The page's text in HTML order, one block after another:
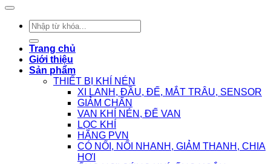
Tìm
kiếm:
Trang chủ
Giới thiệu
Sản phẩm
THIẾT BỊ KHÍ NÉN
XI LANH, ĐẦU, ĐẾ, MẮT TRÂU, SENSOR
GIẢM CHẤN
VAN KHÍ NÉN, ĐẾ VAN
LỌC KHÍ
HÃNG PVN
CÓ NỐI, NỐI NHANH, GIẢM THANH, CHIA
HƠI